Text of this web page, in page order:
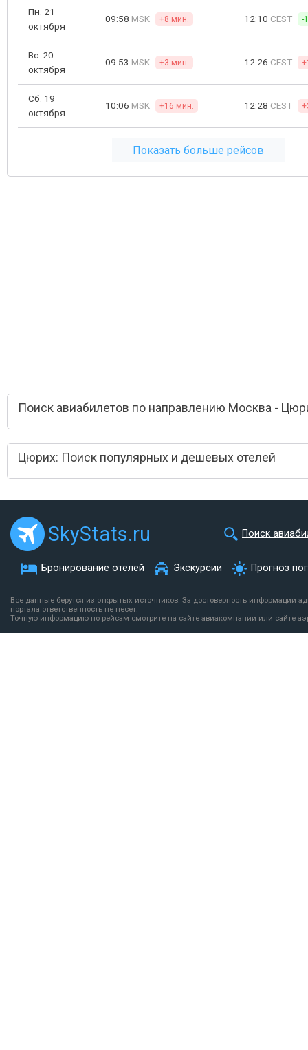
Пн. 21
октября
09:58 MSK +8 мин. 12:10 CEST -
Вс. 20
октября
09:53 MSK +3 мин. 12:26 CEST
Сб. 19
октября
10:06 MSK +16 мин. 12:28 CEST
Показать больше рейсов
Поиск авиабилетов по направлению Москва -
Цюрих: Поиск популярных и дешевых отелей
SkyStats.ru Поиск
Бронирование отелей Экскурсии Прогноз
Все данные берутся из открытых источников. За достоверность информации
портала ответственность не несет.
Точную информацию по рейсам смотрите на сайте авиакомпании или сайте